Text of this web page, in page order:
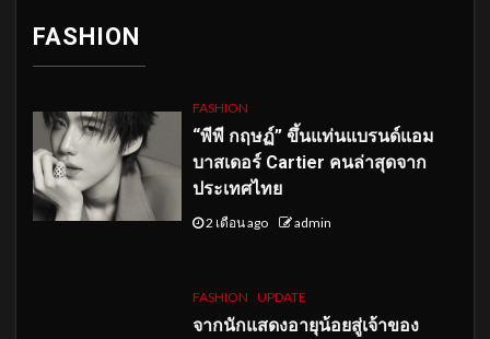
FASHION
FASHION
“พีพี กฤษฏ์” ขึ้นแท่นแบรนด์แอม
บาสเดอร์ Cartier คนล่าสุดจาก
ประเทศไทย
2 เดือน ago admin
FASHION UPDATE
จากนักแสดงอายุน้อยสู่เจ้าของ